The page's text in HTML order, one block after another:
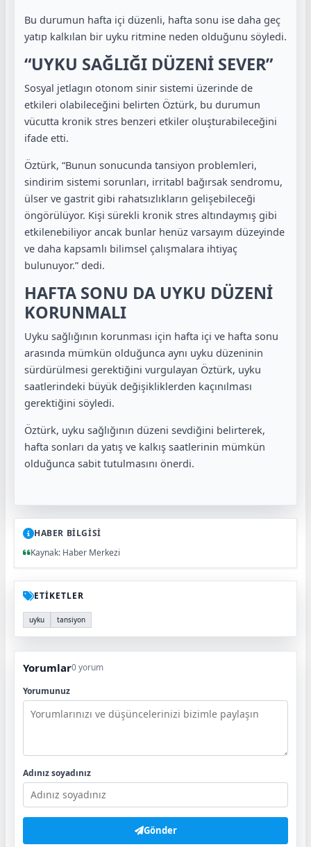
Bu durumun hafta içi düzenli, hafta sonu ise daha geç
yatıp kalkılan bir uyku ritmine neden olduğunu söyledi.
“UYKU SAĞLIĞI DÜZENİ SEVER”
Sosyal jetlagın otonom sinir sistemi üzerinde de
etkileri olabileceğini belirten Öztürk, bu durumun
vücutta kronik stres benzeri etkiler oluşturabileceğini
ifade etti.
Öztürk, “Bunun sonucunda tansiyon problemleri,
sindirim sistemi sorunları, irritabl bağırsak sendromu,
ülser ve gastrit gibi rahatsızlıkların gelişebileceği
öngörülüyor. Kişi sürekli kronik stres altındaymış gibi
etkilenebiliyor ancak bunlar henüz varsayım düzeyinde
ve daha kapsamlı bilimsel çalışmalara ihtiyaç
bulunuyor.” dedi.
HAFTA SONU DA UYKU DÜZENİ
KORUNMALI
Uyku sağlığının korunması için hafta içi ve hafta sonu
arasında mümkün olduğunca aynı uyku düzeninin
sürdürülmesi gerektiğini vurgulayan Öztürk, uyku
saatlerindeki büyük değişikliklerden kaçınılması
gerektiğini söyledi.
Öztürk, uyku sağlığının düzeni sevdiğini belirterek,
hafta sonları da yatış ve kalkış saatlerinin mümkün
olduğunca sabit tutulmasını önerdi.
HABER BİLGİSİ
Kaynak: Haber Merkezi
ETİKETLER
uyku tansiyon
Yorumlar0 yorum
Yorumunuz
Adınız soyadınız
Gönder